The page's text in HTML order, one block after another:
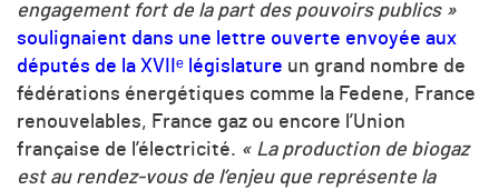
engagement fort de la part des pouvoirs publics »
soulignaient dans une lettre ouverte envoyée aux
députés de la XVIIᵉ législature un grand nombre de
fédérations énergétiques comme la Fedene, France
renouvelables, France gaz ou encore l’Union
française de l’électricité. « La production de biogaz
est au rendez-vous de l’enjeu que représente la